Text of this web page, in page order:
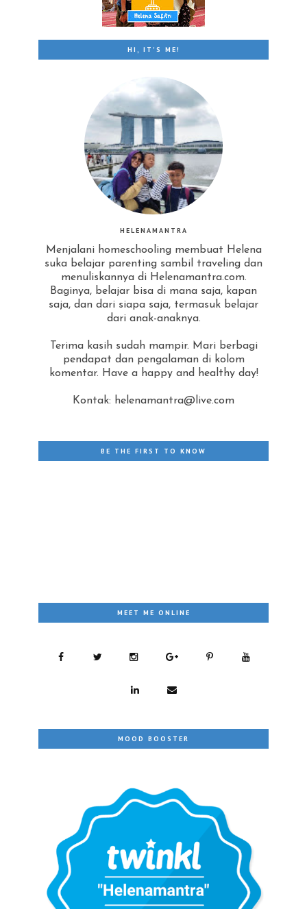
HI, IT'S ME!
HELENAMANTRA
Menjalani homeschooling membuat Helena
suka belajar parenting sambil traveling dan
menuliskannya di Helenamantra.com.
Baginya, belajar bisa di mana saja, kapan
saja, dan dari siapa saja, termasuk belajar
dari anak-anaknya.
Terima kasih sudah mampir. Mari berbagi
pendapat dan pengalaman di kolom
komentar. Have a happy and healthy day!
Kontak: helenamantra@live.com
BE THE FIRST TO KNOW
MEET ME ONLINE
MOOD BOOSTER